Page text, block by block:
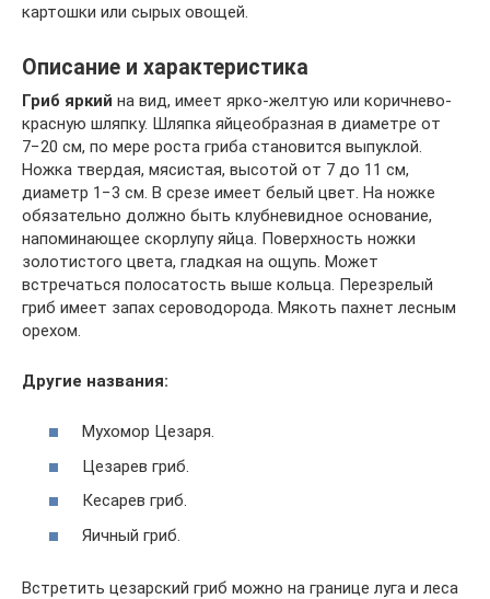
картошки или сырых овощей.
Описание и характеристика
Гриб яркий на вид, имеет ярко-желтую или коричнево-
красную шляпку. Шляпка яйцеобразная в диаметре от
7−20 см, по мере роста гриба становится выпуклой.
Ножка твердая, мясистая, высотой от 7 до 11 см,
диаметр 1−3 см. В срезе имеет белый цвет. На ножке
обязательно должно быть клубневидное основание,
напоминающее скорлупу яйца. Поверхность ножки
золотистого цвета, гладкая на ощупь. Может
встречаться полосатость выше кольца. Перезрелый
гриб имеет запах сероводорода. Мякоть пахнет лесным
орехом.
Другие названия:
Мухомор Цезаря.
Цезарев гриб.
Кесарев гриб.
Яичный гриб.
Встретить цезарский гриб можно на границе луга и леса